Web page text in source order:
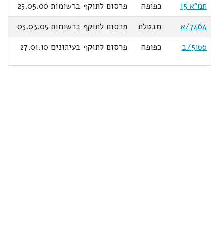
תמ"א 15
כפופה
פרסום לתוקף ברשומות 25.05.00
7464/א
מבטלת
פרסום לתוקף ברשומות 03.03.05
5166/ב
כפופה פרסום לתוקף בעיתונים 27.01.10